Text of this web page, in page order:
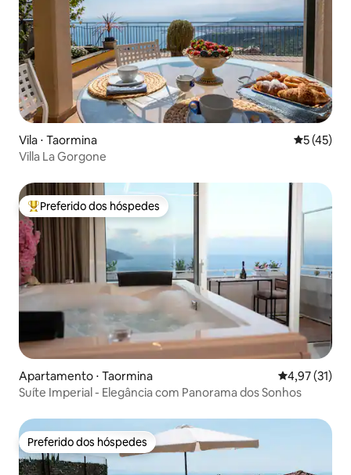
Vila ⋅ Taormina 5 de uma
5 (45)
Villa La Gorgone
Entre os melhores preferidos dos hóspedes
Preferido dos hóspedes
Apartamento ⋅ Taormina 4,97 de uma
4,97 (31)
Suíte Imperial - Elegância com Panorama dos Sonhos
Preferido dos hóspedes
Preferido dos hóspedes